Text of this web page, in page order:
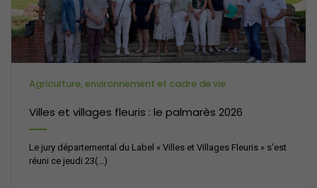
Agriculture, environnement et cadre de vie
Villes et villages fleuris : le palmarès 2026
Le jury départemental du Label « Villes et Villages Fleuris » s'est
réuni ce jeudi 23(...)